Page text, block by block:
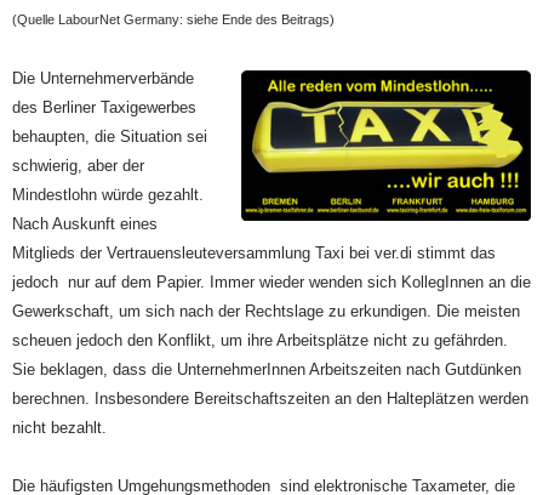
(Quelle LabourNet Germany: siehe Ende des Beitrags)
Die Unternehmerverbände
des Berliner Taxigewerbes
behaupten, die Situation sei
schwierig, aber der
Mindestlohn würde gezahlt.
Nach Auskunft eines
Mitglieds der Vertrauensleuteversammlung Taxi bei ver.di stimmt das
jedoch nur auf dem Papier. Immer wieder wenden sich KollegInnen an die
Gewerkschaft, um sich nach der Rechtslage zu erkundigen. Die meisten
scheuen jedoch den Konflikt, um ihre Arbeitsplätze nicht zu gefährden.
Sie beklagen, dass die UnternehmerInnen Arbeitszeiten nach Gutdünken
berechnen. Insbesondere Bereitschaftszeiten an den Halteplätzen werden
nicht bezahlt.
Die häufigsten Umgehungsmethoden sind elektronische Taxameter, die